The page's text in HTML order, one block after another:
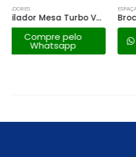
ESPAÇADORES
Broca Concreto (widea) Extra Longa – 12mm
Compre pelo
Whatsapp